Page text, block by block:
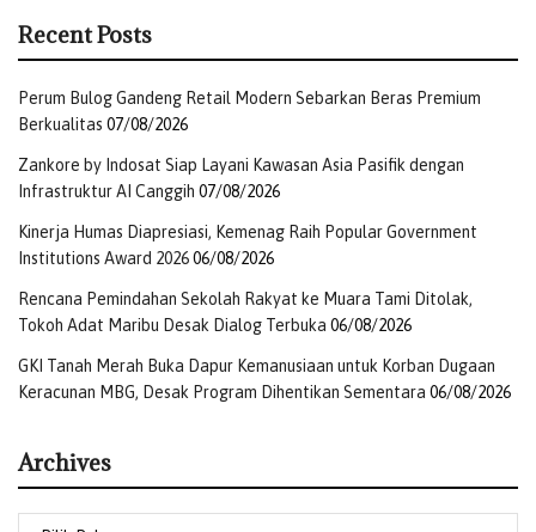
Recent Posts
Perum Bulog Gandeng Retail Modern Sebarkan Beras Premium
Berkualitas 07/08/2026
Zankore by Indosat Siap Layani Kawasan Asia Pasifik dengan
Infrastruktur AI Canggih 07/08/2026
Kinerja Humas Diapresiasi, Kemenag Raih Popular Government
Institutions Award 202606/08/2026
Rencana Pemindahan Sekolah Rakyat ke Muara Tami Ditolak,
Tokoh Adat Maribu Desak Dialog Terbuka 06/08/2026
GKI Tanah Merah Buka Dapur Kemanusiaan untuk Korban Dugaan
Keracunan MBG, Desak Program Dihentikan Sementara 06/08/2026
Archives